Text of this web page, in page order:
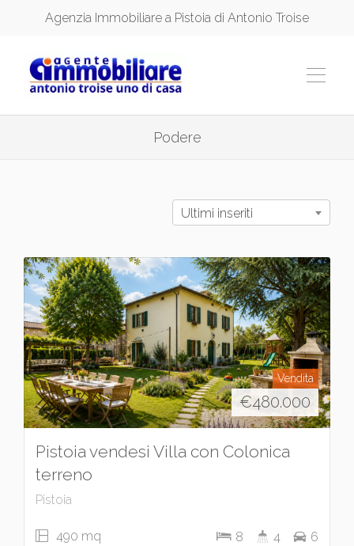
Agenzia Immobiliare a Pistoia di Antonio Troise
Podere
Ultimi inseriti
Vendita
€480.000
Pistoia vendesi Villa con Colonica
terreno
Pistoia
490 mq 8 4 6